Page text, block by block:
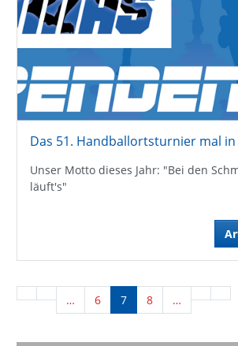
Unser Motto dieses Jahr: "Bei den
läuft's"
… 6 7 8 …